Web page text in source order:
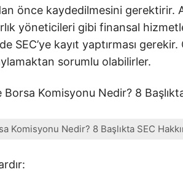
önce kaydedilmesini gerektirir.
yöneticileri gibi finansal
SEC’ye kayıt yaptırması
sorumlu olabilirler.
Komisyonu Nedir? 8 Başlıkta SEC